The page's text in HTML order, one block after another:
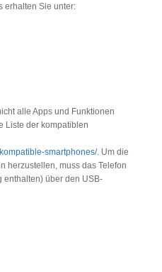
erhalten Sie unter:
alle Apps und Funktionen
Liste der kompatiblen
smartphones/. Um die
herzustellen, muss das Telefon
enthalten) über den USB-